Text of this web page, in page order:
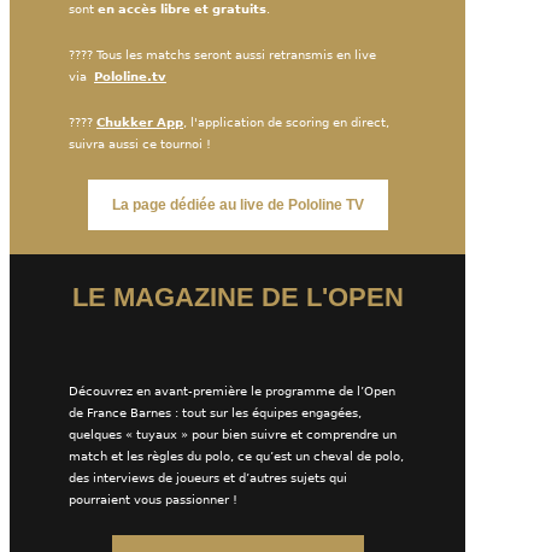
sont en accès libre et gratuits
???? Tous les matchs seront aussi retransmis en live
via
Pololine.tv
???? Chukker App , l'application de scoring en direct,
suivra aussi ce tournoi !
La page dédiée au live de Pololine TV
LE MAGAZINE DE L'OPEN
Découvrez en avant-première le programme de l’Open
de France Barnes : tout sur les équipes engagées,
quelques « tuyaux » pour bien suivre et comprendre un
match et les règles du polo, ce qu’est un cheval de polo,
des interviews de joueurs et d’autres sujets qui
pourraient vous passionner !